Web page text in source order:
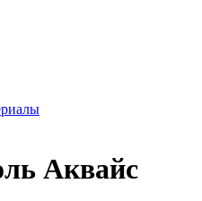
Аквайс